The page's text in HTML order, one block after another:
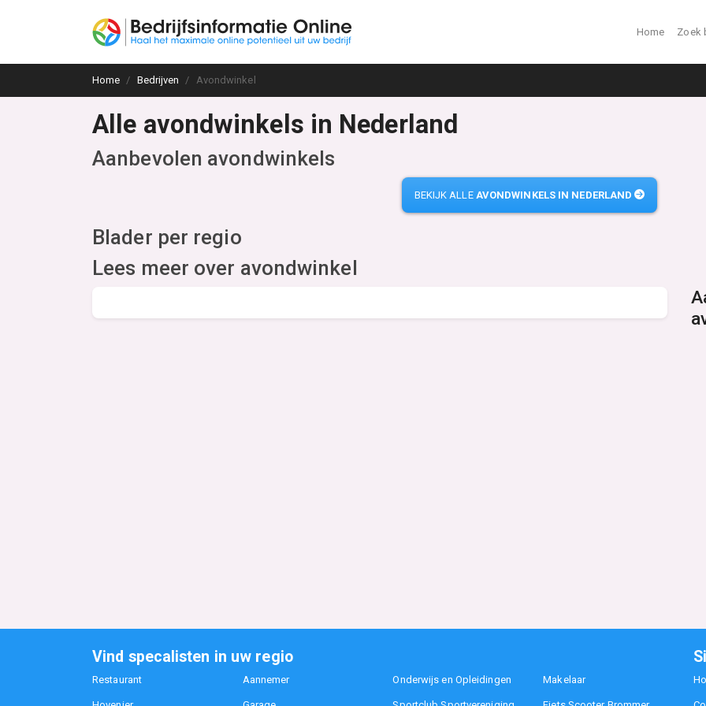
Home Zoek
Home Bedrijven Avondwinkel
Alle avondwinkels in Nederland
Aanbevolen avondwinkels
BEKIJK ALLE AVONDWINKELS IN NEDERLAND
Blader per regio
Lees meer over avondwinkel
Vind specalisten in uw regio
Restaurant Aannemer Onderwijs en Opleidingen Makelaar